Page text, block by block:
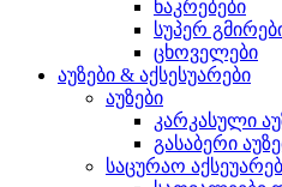
ნაკრებები
სუპერ
ცხოველები
აუზები & აქსესუარები
აუზები
კარკასული
გასაბერი
საცურაო